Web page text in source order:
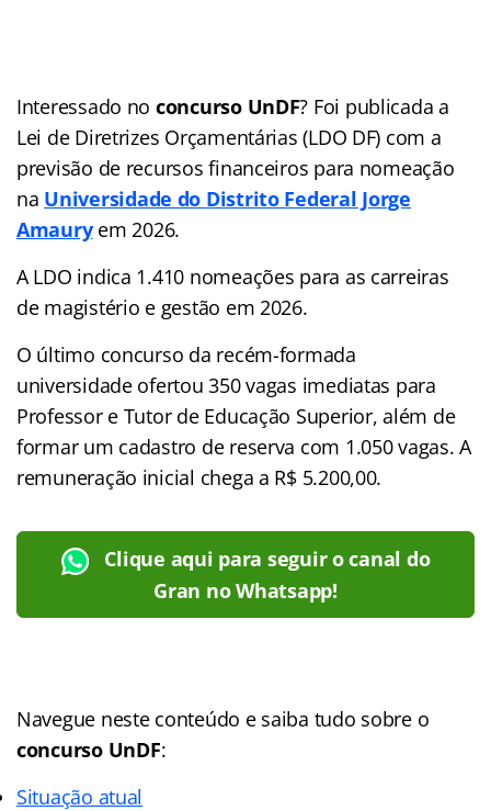
Interessado no concurso UnDF? Foi publicada a
Lei de Diretrizes Orçamentárias (LDO DF) com a
previsão de recursos financeiros para nomeação
na Universidade do Distrito Federal Jorge
Amauryem 2026.
A LDO indica 1.410 nomeações para as carreiras
de magistério e gestão em 2026.
O último concurso da recém-formada
universidade ofertou 350 vagas imediatas para
Professor e Tutor de Educação Superior, além de
formar um cadastro de reserva com 1.050 vagas. A
remuneração inicial chega a R$ 5.200,00.
Clique aqui para seguir o canal do
Gran no Whatsapp!
Navegue neste conteúdo e saiba tudo sobre o
concurso UnDF:
Situação atual